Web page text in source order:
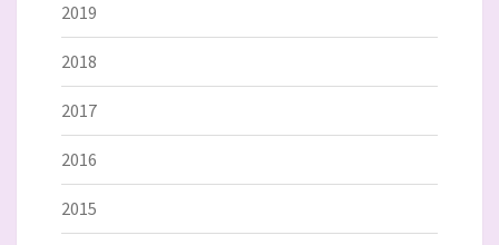
2019
2018
2017
2016
2015